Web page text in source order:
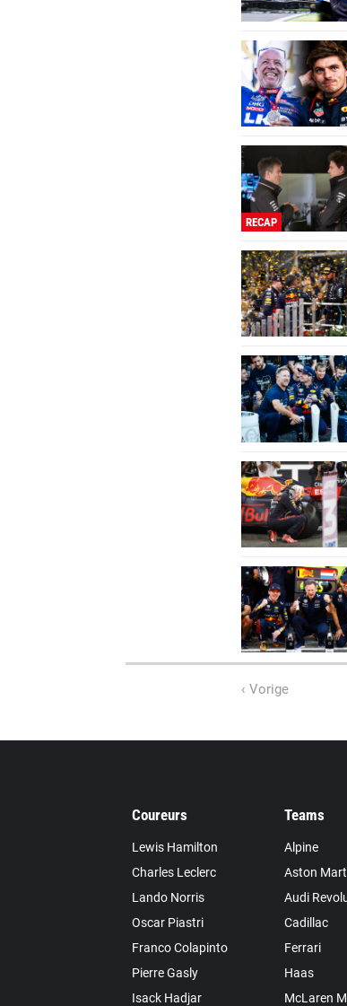
RECAP
‹ Vorige
Coureurs
Lewis Hamilton
Charles Leclerc
Lando Norris
Oscar Piastri
Franco Colapinto
Pierre Gasly
Isack Hadjar
Teams
Alpine
Aston
Audi
Cadillac
Ferrari
Haas
McLaren